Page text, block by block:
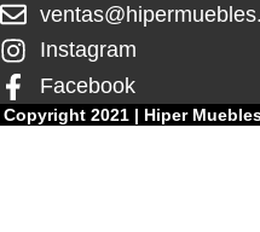
Instagram
Facebook
Copyright 2021 | Hiper